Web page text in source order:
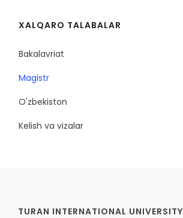
XALQARO TALABALAR
Bakalavriat
Magistr
O'zbekiston
Kelish va vizalar
TURAN INTERNATIONAL UNIVERSITY